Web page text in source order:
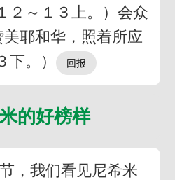
２～１３上。）会众
美耶和华，照着所应
。）
的好榜样
，我们看见尼希米